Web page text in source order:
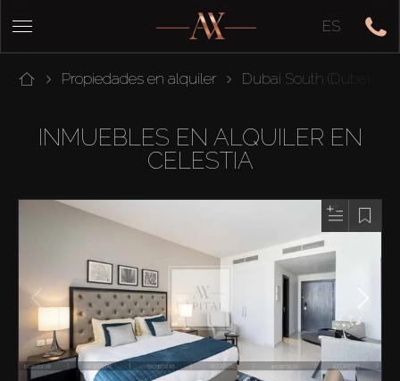
ES
Propiedades en alquiler Dubai South (Dubai
INMUEBLES EN ALQUILER EN
CELESTIA